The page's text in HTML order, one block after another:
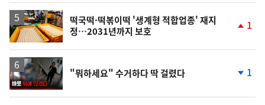
하
떡국떡·떡볶이떡 '생계형 적합업종' 재지
정…2031년까지 보호
상
1
영
상
"뭐하세요" 수거하다 딱 걸렸다
하
1